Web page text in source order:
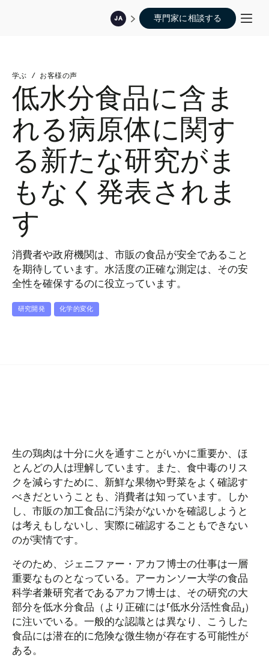
JA 専門家に相談する
学ぶ / お客様の声
低水分食品に含ま
れる病原体に関す
る新たな研究がま
もなく発表されま
す
消費者や政府機関は、市販の食品が安全であること
を期待しています。水活度の正確な測定は、その安
全性を確保するのに役立っています。
研究開発 化学的変化
生の鶏肉は十分に火を通すことがいかに重要か、ほ
とんどの人は理解しています。また、食中毒のリス
クを減らすために、新鮮な果物や野菜をよく確認す
べきだということも、消費者は知っています。しか
し、市販の加工食品に汚染がないかを確認しようと
は考えもしないし、実際に確認することもできない
のが実情です。
そのため、ジェニファー・アカフ博士の仕事は一層
重要なものとなっている。アーカンソー大学の食品
科学者兼研究者であるアカフ博士は、その研究の大
部分を低水分食品（より正確には「低水分活性食品」）
に注いでいる。一般的な認識とは異なり、こうした
食品には潜在的に危険な微生物が存在する可能性が
ある。